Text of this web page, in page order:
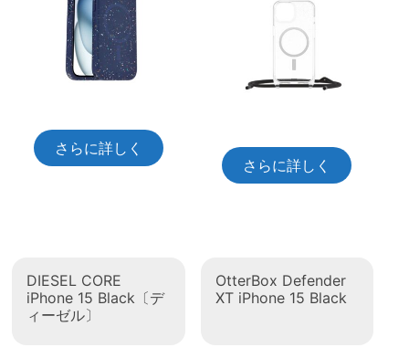
さらに詳しく
さらに詳しく
DIESEL CORE
iPhone 15 Black〔デ
ィーゼル〕
OtterBox Defender
XT iPhone 15 Black